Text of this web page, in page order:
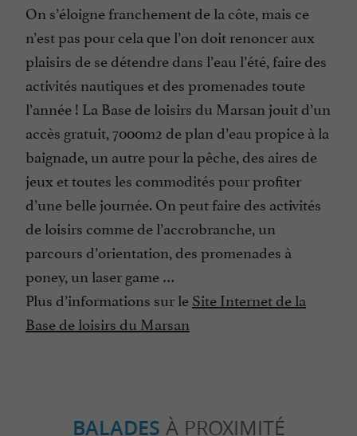
On s’éloigne franchement de la côte, mais ce
n’est pas pour cela que l’on doit renoncer aux
plaisirs de se détendre dans l’eau l’été, faire des
activités nautiques et des promenades toute
l’année ! La Base de loisirs du Marsan jouit d’un
accès gratuit, 7000m2 de plan d’eau propice à la
baignade, un autre pour la pêche, des aires de
jeux et toutes les commodités pour profiter
d’une belle journée. On peut faire des activités
de loisirs comme de l’accrobranche, un
parcours d’orientation, des promenades à
poney, un laser game …
Plus d’informations sur leSite Internet de la
Base de loisirs du Marsan
BALADES À PROXIMITÉ